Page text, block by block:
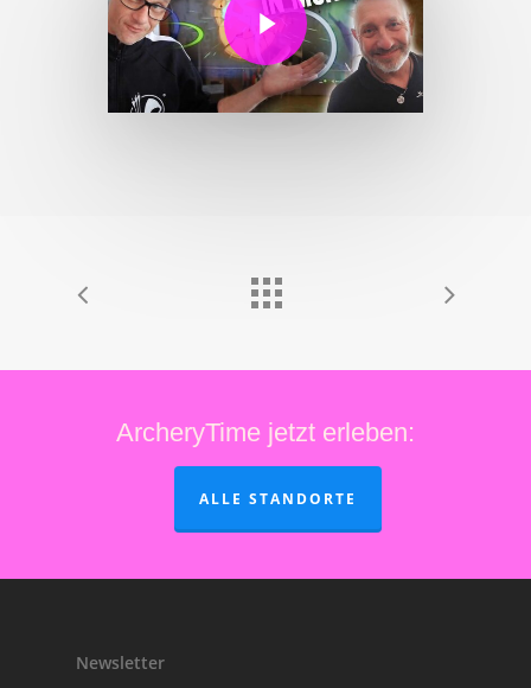
ArcheryTime jetzt erleben:
ALLE STANDORTE
Newsletter